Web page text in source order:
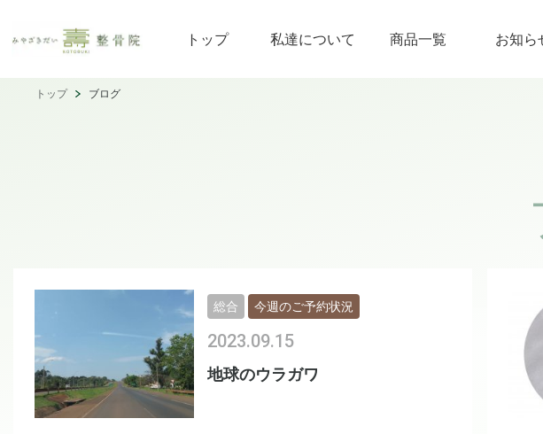
トップ 私達について 商品一覧 お知ら
トップ ブログ
地球のウラガワ
2023.09.15
総合 今週のご予約状況